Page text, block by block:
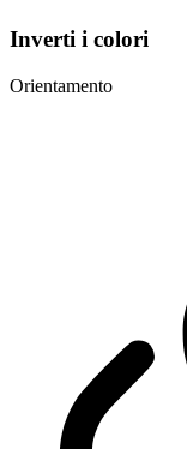
Inverti i colori
Orientamento